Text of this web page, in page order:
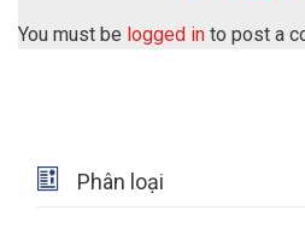
You must be logged in to post a
 Phân loại